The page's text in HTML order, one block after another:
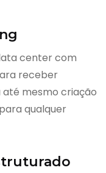
center com
receber
até mesmo criação
qualquer